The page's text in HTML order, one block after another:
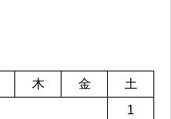
木 金
土
1